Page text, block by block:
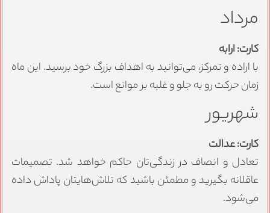
مرداد
کارت: ارابه
با اراده و تمرکز، می‌توانید به اهداف بزرگ خود برسید. این ماه
زمان حرکت رو به جلو و غلبه بر موانع است.
شهریور
کارت: عدالت
تعادل و انصاف در زندگی‌تان حاکم خواهد شد. تصمیمات
عاقلانه بگیرید و مطمئن باشید که تلاش‌هایتان پاداش داده
می‌شود.